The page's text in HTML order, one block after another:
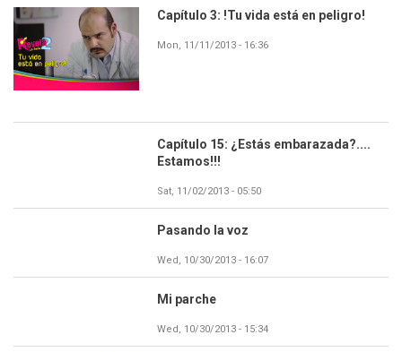
Capítulo 3: !Tu vida está en peligro!
Mon, 11/11/2013 - 16:36
Capítulo 15: ¿Estás embarazada?....
Estamos!!!
Sat, 11/02/2013 - 05:50
Pasando la voz
Wed, 10/30/2013 - 16:07
Mi parche
Wed, 10/30/2013 - 15:34